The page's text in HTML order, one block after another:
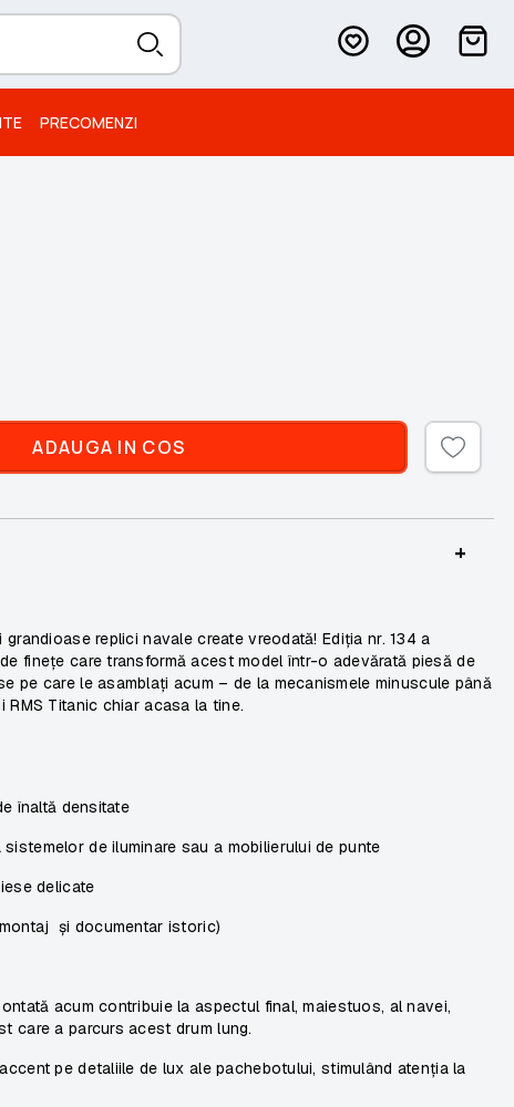
PRECOMENZI
ADAUGA IN COS
+
replici navale create vreodată! Ediția nr. 134 a
finețe care transformă acest model într-o adevărată piesă de
pe care le asamblați acum – de la mecanismele minuscule până
Titanic chiar acasa la tine.
înaltă densitate
de iluminare sau a mobilierului de punte
delicate
și documentar istoric)
acum contribuie la aspectul final, maiestuos, al navei,
care a parcurs acest drum lung.
pe detaliile de lux ale pachebotului, stimulând atenția la